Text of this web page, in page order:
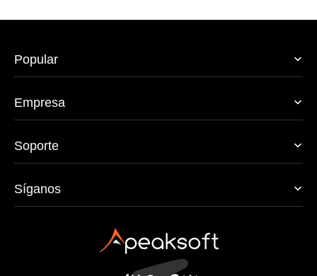
Popular
Empresa
Soporte
Síganos